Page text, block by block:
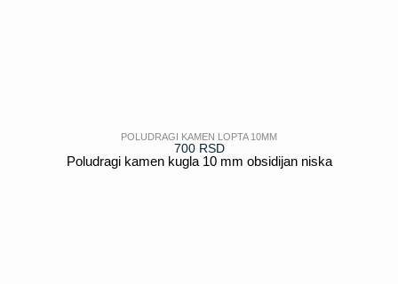
POLUDRAGI KAMEN LOPTA 10MM
700 RSD
Poludragi kamen kugla 10 mm obsidijan niska